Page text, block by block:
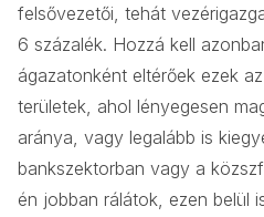
felsővezetői, tehát
6 százalék. Hozzá kell
ágazatonként eltérőek ezek
területek, ahol lényegesen
aránya, vagy legalább is
bankszektorban vagy a
én jobban rálátok, ezen belül